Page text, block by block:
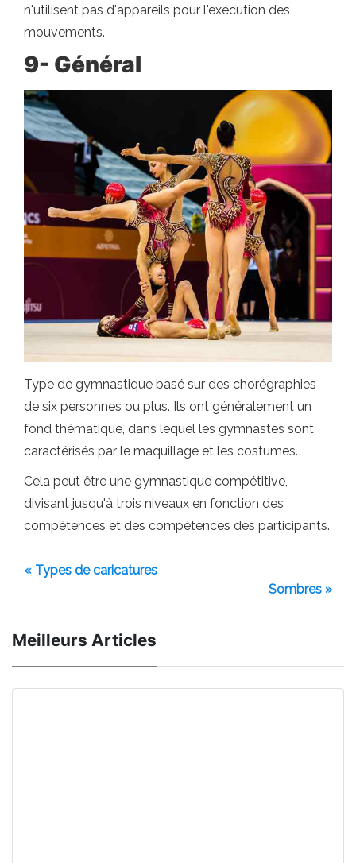
n'utilisent pas d'appareils pour l'exécution des
mouvements.
9- Général
Type de gymnastique basé sur des chorégraphies
de six personnes ou plus. Ils ont généralement un
fond thématique, dans lequel les gymnastes sont
caractérisés par le maquillage et les costumes.
Cela peut être une gymnastique compétitive,
divisant jusqu'à trois niveaux en fonction des
compétences et des compétences des participants.
« Types de caricatures
Sombres »
Meilleurs Articles